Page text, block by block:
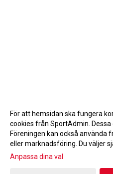
Gå till
För att hemsidan ska fungera
cookies från SportAdmin. Dessa
Föreningen kan också använda
eller marknadsföring. Du väljer
Anpassa dina val